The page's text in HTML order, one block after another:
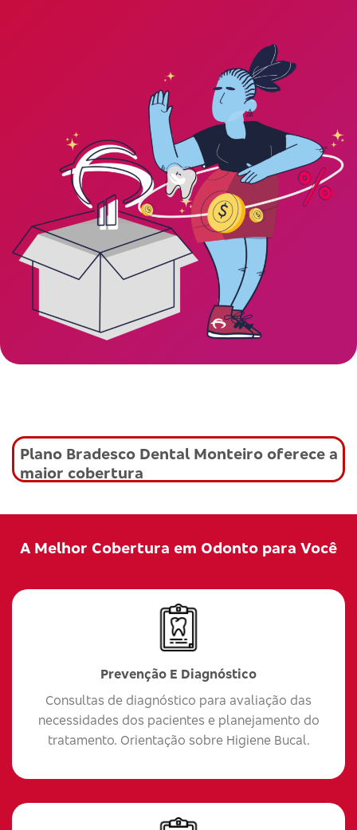
Plano Bradesco Dental Monteiro oferece a
maior cobertura
A Melhor Cobertura em Odonto para Você
Prevenção E Diagnóstico
Consultas de diagnóstico para avaliação das
necessidades dos pacientes e planejamento do
tratamento. Orientação sobre Higiene Bucal.